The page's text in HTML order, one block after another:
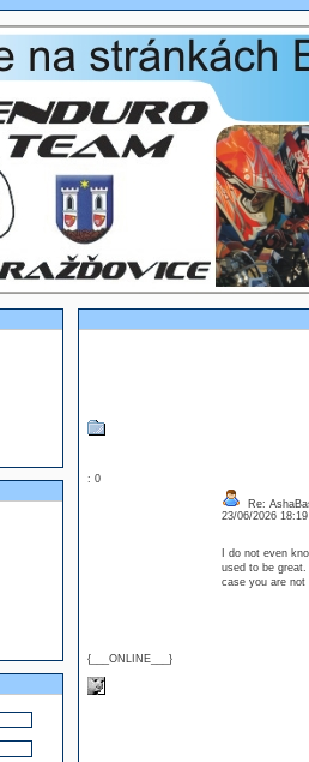
: 0
{___ONLINE___}
Re:
23/06/2026
I do not even
used to be great.
case you are not